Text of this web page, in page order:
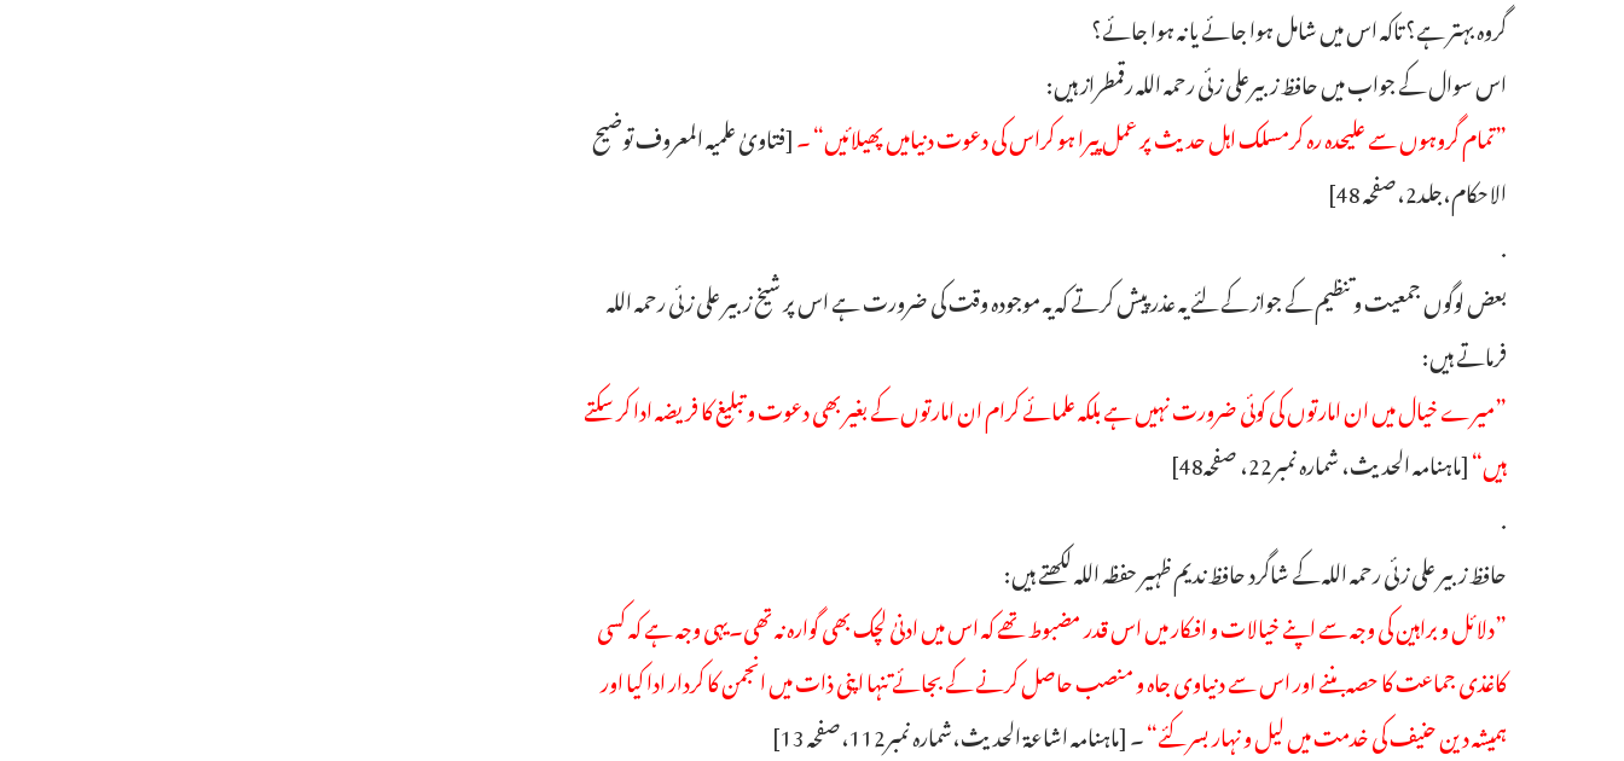
گروہ بہتر ہے؟ تاکہ اس میں شامل ہوا جائے یا نہ ہوا جائے؟
اس سوال کے جواب میں حافظ زبیرعلی زئی رحمہ اللہ رقمطراز ہیں:
”تمام گروہوں سے علیحدہ رہ کرمسلک اہل حدیث پر عمل پیرا ہو کراس کی دعوت دنیامیں پھیلائیں“ ۔[فتاویٰ علمیہ المعروف توضیح
الاحکام،جلد2،صفحہ 48]
.
بعض لوگوں جمعیت وتنظیم کے جواز کے لئے یہ عذر پیش کرتے کہ یہ موجودہ وقت کی ضرورت ہے اس پر شیخ زبیر علی زئی رحمہ اللہ
فرماتے ہیں:
”میرے خیال میں ان امارتوں کی کوئی ضرورت نہیں ہے بلکہ علمائے کرام ان امارتوں کے بغیر بھی دعوت و تبلیغ کا فریضہ ادا کر سکتے
ہیں“[ماہنامہ الحدیث، شمارہ نمبر22، صفحہ48]
.
حافظ زبیر علی زئی رحمہ اللہ کے شاگرد حافظ ندیم ظہیر حفظہ اللہ لکھتے ہیں:
”دلائل و براہین کی وجہ سے اپنے خیالات و افکار میں اس قدر مضبوط تھے کہ اس میں ادنیٰ لچک بھی گوارہ نہ تھی۔یہی وجہ ہے کہ کسی
کاغذی جماعت کا حصہ بننے اور اس سے دنیاوی جاہ و منصب حاصل کرنے کے بجائے تنہا اپنی ذات میں انجمن کا کردار ادا کیا اور
ہمیشہ دین حنیف کی خدمت میں لیل و نہار بسر کئے“۔ [ماہنامہ اشاعۃ الحدیث،شمارہ نمبر112،صفحہ 13]